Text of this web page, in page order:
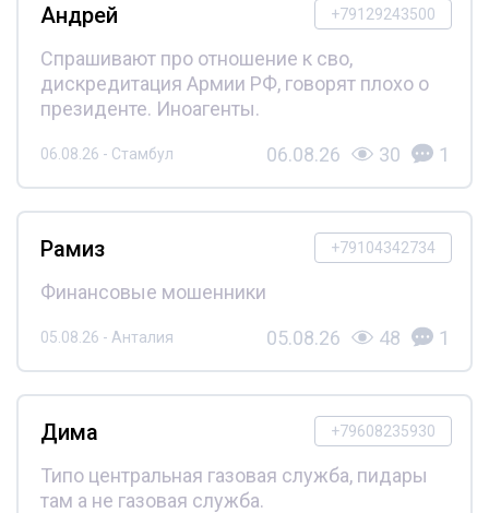
+79129243500
Андрей
Спрашивают про отношение к сво,
дискредитация Армии РФ, говорят плохо о
президенте. Иноагенты.
06.08.26 - Стамбул 06.08.26 30 1
+79104342734
Рамиз
Финансовые мошенники
05.08.26 - Анталия 05.08.26 48 1
+79608235930
Дима
Типо центральная газовая служба, пидары
там а не газовая служба.